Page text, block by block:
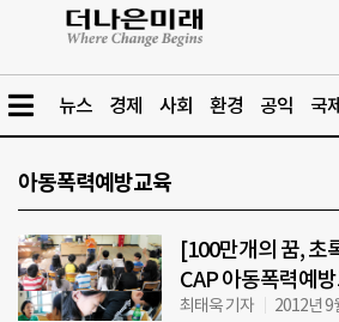
뉴스 경제 사회 환경 공익 국제
아동폭력예방교육
[100만개의 꿈,
CAP 아동폭력예
최태욱 기자 2012년 9